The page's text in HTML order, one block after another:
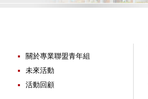
關於專業聯盟青年組
未來活動
活動回顧